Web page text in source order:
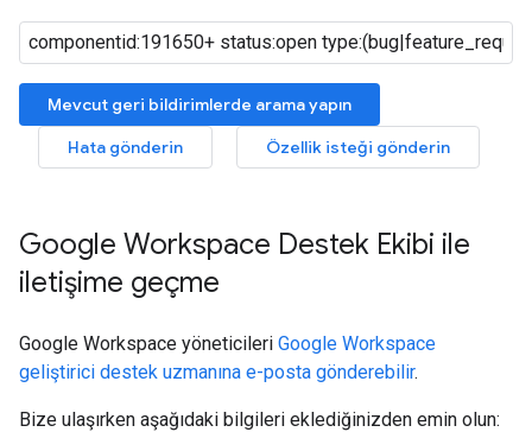
Mevcut geri bildirimlerde arama yapın
Hata gönderin
Özellik isteği gönderin
Google Workspace Destek Ekibi ile
iletişime geçme
Google Workspace yöneticileri Google Workspace
geliştirici destek uzmanına e-posta gönderebilir.
Bize ulaşırken aşağıdaki bilgileri eklediğinizden emin olun: